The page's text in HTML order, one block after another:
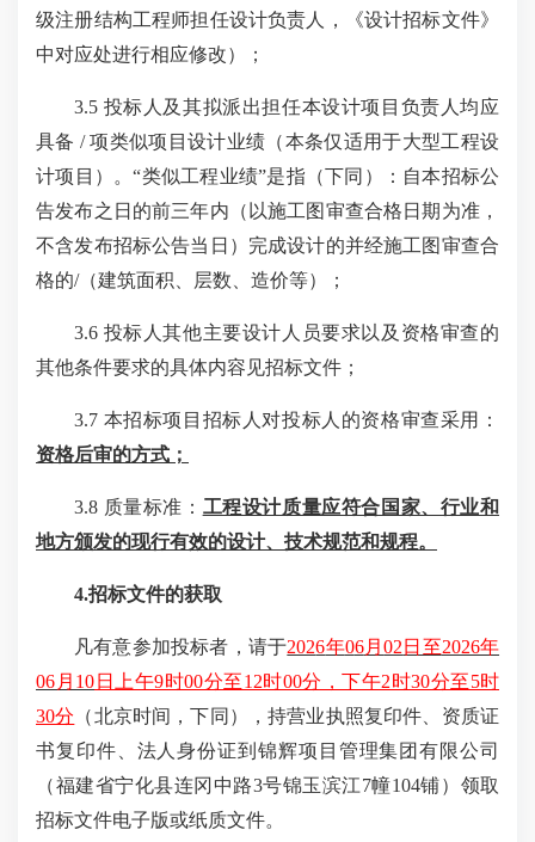
级注册结构工程师担任设计负责人，《设计招标文件》
中对应处进行相应修改）；
3.5 投标人及其拟派出担任本设计项目负责人均应
具备 / 项类似项目设计业绩（本条仅适用于大型工程设
计项目）。“类似工程业绩”是指（下同）：自本招标公
告发布之日的前三年内（以施工图审查合格日期为准，
不含发布招标公告当日）完成设计的并经施工图审查合
格的/（建筑面积、层数、造价等）；
3.6 投标人其他主要设计人员要求以及 资格审查的
其他条件要求的具体内容见招标文件；
3.7 本招标项目招标人对投标人的资格审查采用：
资格后审的方式；
3.8 质量标准： 工程设计质量应符合国家、行业和
地方颁发的现行有效的设计、技术规范和规程。
4.招标文件的获取
凡有意参加投标者，请于2026年06月02 日至2026年
06 月 10 日上午9时00分至12时00分，下午2时30分至5时
30分 （北京时间，下同），持营业执照复印件、资质证
书复印件、法人身份证到 锦辉项目管理集团有限公司
（福建省宁化县连冈中路3号锦玉滨江7幢104铺） 领取
招标文件电子版或纸质文件。